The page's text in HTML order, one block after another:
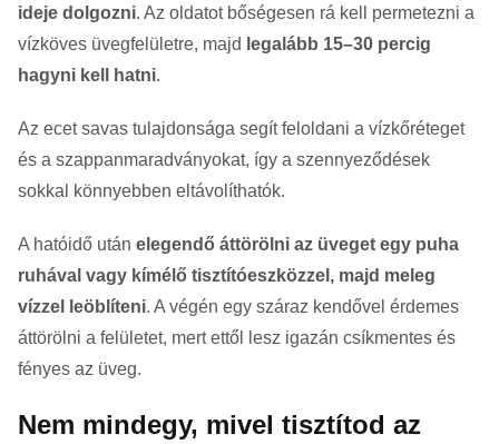
ideje dolgozni. Az oldatot bőségesen rá kell permetezni a
vízköves üvegfelületre, majd legalább 15–30 percig
hagyni kell hatni.
Az ecet savas tulajdonsága segít feloldani a vízkőréteget
és a szappanmaradványokat, így a szennyeződések
sokkal könnyebben eltávolíthatók.
A hatóidő után elegendő áttörölni az üveget egy puha
ruhával vagy kímélő tisztítóeszközzel, majd meleg
vízzel leöblíteni. A végén egy száraz kendővel érdemes
áttörölni a felületet, mert ettől lesz igazán csíkmentes és
fényes az üveg.
Nem mindegy, mivel tisztítod az